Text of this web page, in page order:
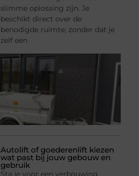
slimme oplossing zijn. Je
beschikt direct over de
benodigde ruimte, zonder dat je
zelf een
Autolift of goederenlift kiezen
wat past bij jouw gebouw en
gebruik
Sta je voor een verbouwing,